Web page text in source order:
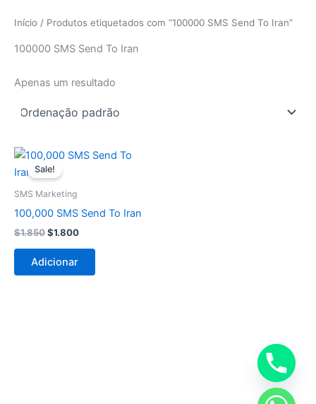
Início / Produtos etiquetados com “100000 SMS Send To Iran”
100000 SMS Send To Iran
Apenas um resultado
Sale!
SMS Marketing
100,000 SMS Send To Iran
$1.850
O
preço
original
$1.850.
$1.800
O
Adicionar